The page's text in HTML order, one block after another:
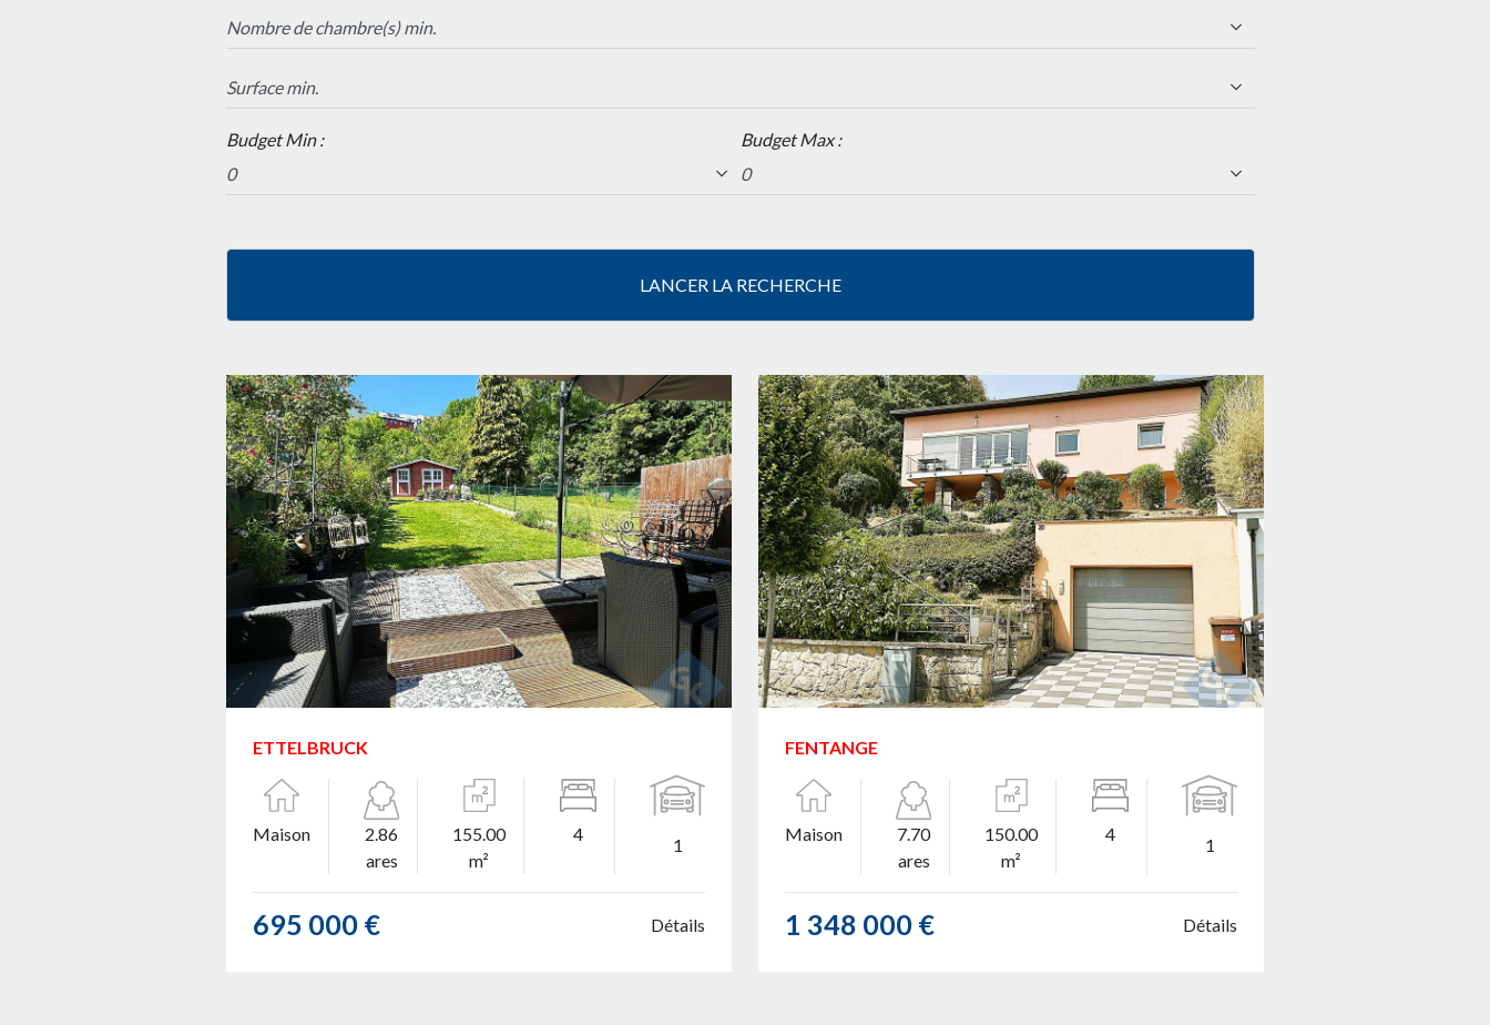
Budget Min : Budget Max :
ETTELBRUCK
Maison
2.86
ares
155.00
m²
4
1
695 000 € Détails
FENTANGE
Maison
7.70
ares
150.00
m²
4
1
1 348 000 € Détails